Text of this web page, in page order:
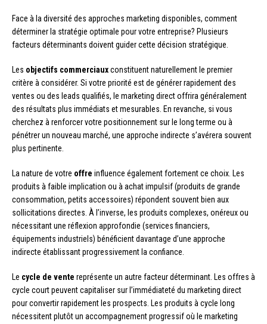
Face à la diversité des approches marketing disponibles, comment
déterminer la stratégie optimale pour votre entreprise? Plusieurs
facteurs déterminants doivent guider cette décision stratégique.
Les objectifs commerciauxconstituent naturellement le premier
critère à considérer. Si votre priorité est de générer rapidement des
ventes ou des leads qualifiés, le marketing direct offrira généralement
des résultats plus immédiats et mesurables. En revanche, si vous
cherchez à renforcer votre positionnement sur le long terme ou à
pénétrer un nouveau marché, une approche indirecte s’avérera souvent
plus pertinente.
La nature de votre offre influence également fortement ce choix. Les
produits à faible implication ou à achat impulsif (produits de grande
consommation, petits accessoires) répondent souvent bien aux
sollicitations directes. À l’inverse, les produits complexes, onéreux ou
nécessitant une réflexion approfondie (services financiers,
équipements industriels) bénéficient davantage d’une approche
indirecte établissant progressivement la confiance.
Le cycle de vente représente un autre facteur déterminant. Les offres à
cycle court peuvent capitaliser sur l’immédiateté du marketing direct
pour convertir rapidement les prospects. Les produits à cycle long
nécessitent plutôt un accompagnement progressif où le marketing